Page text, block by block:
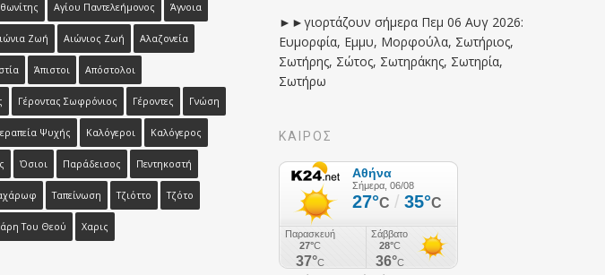
Αγίου Παντελεήμονος Άγνοια
Ζωή Αιώνιος Ζωή Αλαζονεία
Άπιστοι Απόστολοι
Γέροντας Σωφρόνιος Γέροντες Γνώση
Ψυχής Καλόγεροι Καλόγερος
Όσιοι Παράδεισος Πεντηκοστή
Ταπείνωση Τζιόττο Τζότο
Του Θεού Χαρις
►►γιορτάζουν σήμερα Πεμ 06 Αυγ 2026:
Ευμορφία, Εμμυ, Μορφούλα, Σωτήριος,
Σωτήρης, Σώτος, Σωτηράκης, Σωτηρία,
Σωτήρω
ΚΑΙΡΟΣ